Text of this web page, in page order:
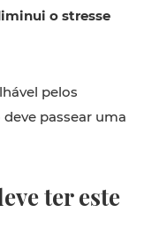
o stresse
pelos
passear uma
ter este